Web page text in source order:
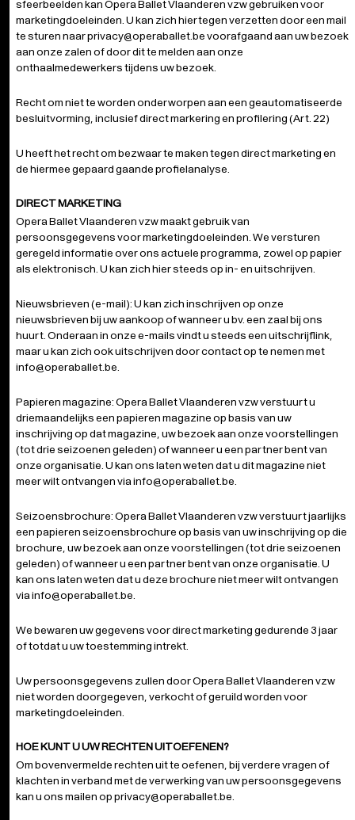
sfeerbeelden kan Opera Ballet Vlaanderen vzw gebruiken voor
marketingdoeleinden. U kan zich hiertegen verzetten door een mail
te sturen naar privacy@operaballet.be voorafgaand aan uw bezoek
aan onze zalen of door dit te melden aan onze
onthaalmedewerkers tijdens uw bezoek.
Recht om niet te worden onderworpen aan een geautomatiseerde
besluitvorming, inclusief direct markering en profilering (Art. 22)
U heeft het recht om bezwaar te maken tegen direct marketing en
de hiermee gepaard gaande profielanalyse.
DIRECT MARKETING
Opera Ballet Vlaanderen vzw maakt gebruik van
persoonsgegevens voor marketingdoeleinden. We versturen
geregeld informatie over ons actuele programma, zowel op papier
als elektronisch. U kan zich hier steeds op in- en uitschrijven.
Nieuwsbrieven (e-mail): U kan zich inschrijven op onze
nieuwsbrieven bij uw aankoop of wanneer u bv. een zaal bij ons
huurt. Onderaan in onze e-mails vindt u steeds een uitschrijflink,
maar u kan zich ook uitschrijven door contact op te nemen met
info@operaballet.be.
Papieren magazine: Opera Ballet Vlaanderen vzw verstuurt u
driemaandelijks een papieren magazine op basis van uw
inschrijving op dat magazine, uw bezoek aan onze voorstellingen
(tot drie seizoenen geleden) of wanneer u een partner bent van
onze organisatie. U kan ons laten weten dat u dit magazine niet
meer wilt ontvangen via info@operaballet.be.
Seizoensbrochure: Opera Ballet Vlaanderen vzw verstuurt jaarlijks
een papieren seizoensbrochure op basis van uw inschrijving op die
brochure, uw bezoek aan onze voorstellingen (tot drie seizoenen
geleden) of wanneer u een partner bent van onze organisatie. U
kan ons laten weten dat u deze brochure niet meer wilt ontvangen
via info@operaballet.be.
We bewaren uw gegevens voor direct marketing gedurende 3 jaar
of totdat u uw toestemming intrekt.
Uw persoonsgegevens zullen door Opera Ballet Vlaanderen vzw
niet worden doorgegeven, verkocht of geruild worden voor
marketingdoeleinden.
HOE KUNT U UW RECHTEN UITOEFENEN?
Om bovenvermelde rechten uit te oefenen, bij verdere vragen of
klachten in verband met de verwerking van uw persoonsgegevens
kan u ons mailen op privacy@operaballet.be.